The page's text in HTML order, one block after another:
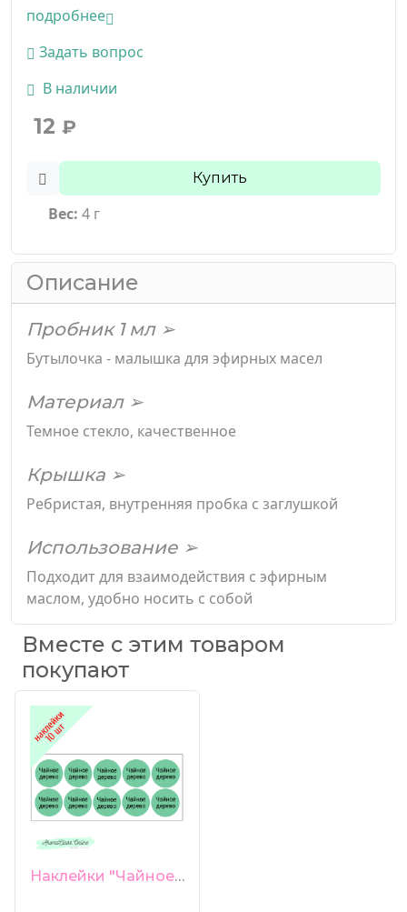
подробнее
Задать вопрос
В наличии
12 ₽
Купить
Вес: 4 г
Описание
Пробник 1 мл ➢
Бутылочка - малышка для эфирных масел
Материал ➢
Темное стекло, качественное
Крышка ➢
Ребристая, внутренняя пробка с заглушкой
Использование ➢
Подходит для взаимодействия с эфирным
маслом, удобно носить с собой
Вместе с этим товаром
покупают
Наклейки "Чайное дерево" 10 шт